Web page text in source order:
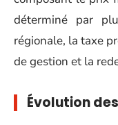
déterminé par
régionale, la taxe
de gestion et la
Évolution